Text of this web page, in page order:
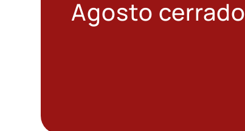
Agosto cerrado